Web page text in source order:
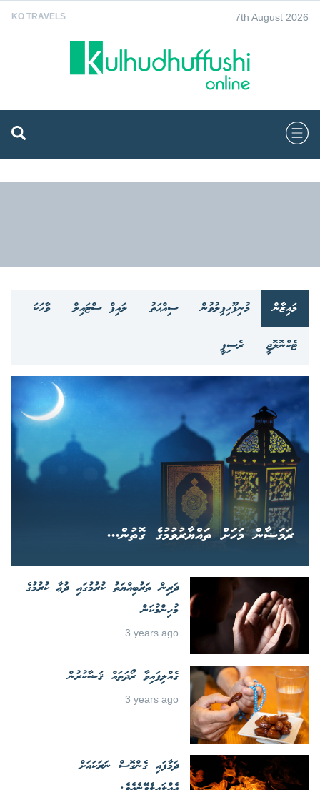
KO TRAVELS 7th August 2026
މައިޒާން މުނިފޫހިފިލުވުން ސިއްޙަތު ލައިފް ސްޓައިލް
ވާހަކަ
ޓެކްނޮލޮޖީ
ރެސިޕީ
ރަމަޟާން މަހަށް ތައްޔާރުވުމުގެ ގޮތުން...
ދަރިން ތަރުބިއްޔަތު ކުރުމުގައި ދުޢާ ކުރުމުގެ
މުހިންމުކަން
3 years ago
ގެއްލިފައިވާ ރޯދަތައް ޤަޟާކުރުން
3 years ago
ދަމާފައި ގެންގޮސް ނަރަކައަށް